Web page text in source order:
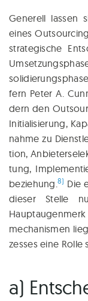
Gene­rell las­sen
eines
stra­te­gi­sche
fern Peter A.
dern den
Initia­li­sie­rung,
nah­me zu
ti­on,
tung,
be­zie­hung.8) Die
die­ser Stel­le
me­cha­nis­men
zes­ses eine Rol­le
a)